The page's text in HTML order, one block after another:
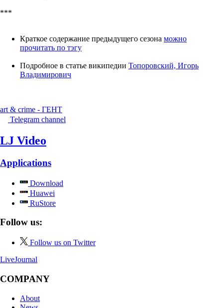
***
Краткое содержание предыдущего сезона можно
прочитать по тэгу
Подробное в статье википедии Топоровский, Игорь
Владимирович
art & crime - ГЕНТ
Telegram channel
LJ Video
Applications
Download
Huawei
RuStore
Follow us:
Follow us on Twitter
LiveJournal
COMPANY
About